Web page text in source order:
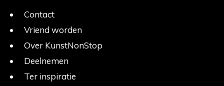
Contact
Vriend worden
Over KunstNonStop
Deelnemen
Ter inspiratie